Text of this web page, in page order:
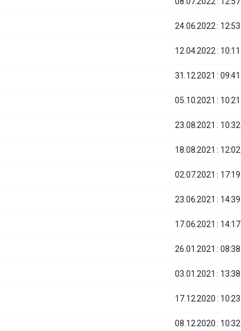
24.06.2022 : 12:53
12.04.2022 : 10:11
31.12.2021 : 09:41
05.10.2021 : 10:21
23.08.2021 : 10:32
18.08.2021 : 12:02
02.07.2021 : 17:19
23.06.2021 : 14:39
17.06.2021 : 14:17
26.01.2021 : 08:38
03.01.2021 : 13:38
17.12.2020 : 10:23
08.12.2020 : 10:32